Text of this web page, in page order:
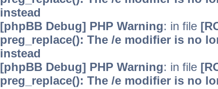
instead
[phpBB Debug] PHP Warning: in file
preg_replace(): The /e modifier is no
instead
[phpBB Debug] PHP Warning: in file
preg_replace(): The /e modifier is no